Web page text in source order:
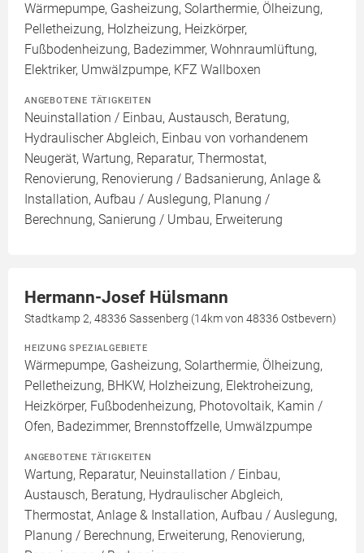
Wärmepumpe, Gasheizung, Solarthermie, Ölheizung,
Pelletheizung, Holzheizung, Heizkörper,
Fußbodenheizung, Badezimmer, Wohnraumlüftung,
Elektriker, Umwälzpumpe, KFZ Wallboxen
ANGEBOTENE TÄTIGKEITEN
Neuinstallation / Einbau, Austausch, Beratung,
Hydraulischer Abgleich, Einbau von vorhandenem
Neugerät, Wartung, Reparatur, Thermostat,
Renovierung, Renovierung / Badsanierung, Anlage &
Installation, Aufbau / Auslegung, Planung /
Berechnung, Sanierung / Umbau, Erweiterung
Hermann-Josef Hülsmann
Stadtkamp 2, 48336 Sassenberg (14km von 48336 Ostbevern)
HEIZUNG SPEZIALGEBIETE
Wärmepumpe, Gasheizung, Solarthermie, Ölheizung,
Pelletheizung, BHKW, Holzheizung, Elektroheizung,
Heizkörper, Fußbodenheizung, Photovoltaik, Kamin /
Ofen, Badezimmer, Brennstoffzelle, Umwälzpumpe
ANGEBOTENE TÄTIGKEITEN
Wartung, Reparatur, Neuinstallation / Einbau,
Austausch, Beratung, Hydraulischer Abgleich,
Thermostat, Anlage & Installation, Aufbau / Auslegung,
Planung / Berechnung, Erweiterung, Renovierung,